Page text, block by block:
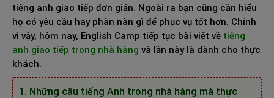
tiếng anh giao tiếp đơn giản. Ngoài ra bạn cũng cần hiểu
họ có yêu cầu hay phàn nàn gì để phục vụ tốt hơn. Chính
vì vậy, hôm nay, English Camp tiếp tục bài viết về tiếng
anh giao tiếp trong nhà hàng và lần này là dành cho thực
khách.
1. Những câu tiếng Anh trong nhà hàng mà thực